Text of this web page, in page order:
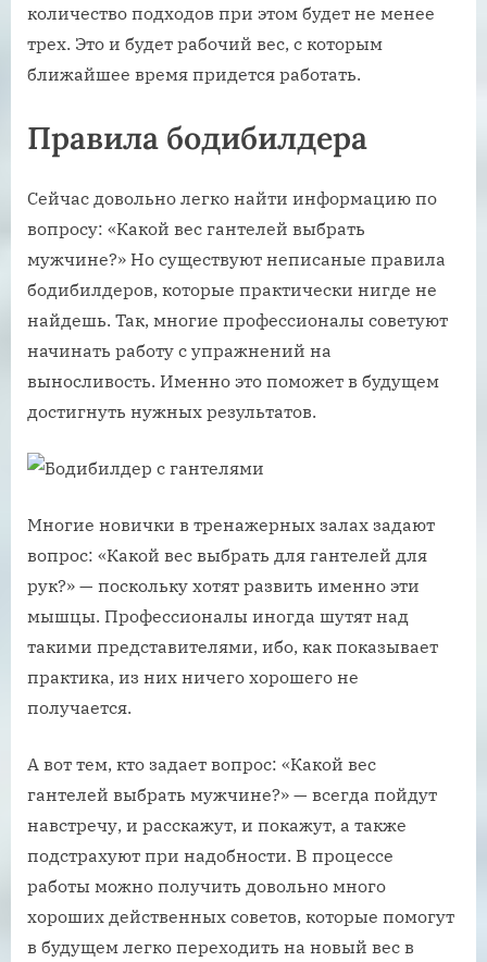
количество подходов при этом будет не менее
трех. Это и будет рабочий вес, с которым
ближайшее время придется работать.
Правила бодибилдера
Сейчас довольно легко найти информацию по
вопросу: «Какой вес гантелей выбрать
мужчине?» Но существуют неписаные правила
бодибилдеров, которые практически нигде не
найдешь. Так, многие профессионалы советуют
начинать работу с упражнений на
выносливость. Именно это поможет в будущем
достигнуть нужных результатов.
Многие новички в тренажерных залах задают
вопрос: «Какой вес выбрать для гантелей для
рук?» — поскольку хотят развить именно эти
мышцы. Профессионалы иногда шутят над
такими представителями, ибо, как показывает
практика, из них ничего хорошего не
получается.
А вот тем, кто задает вопрос: «Какой вес
гантелей выбрать мужчине?» — всегда пойдут
навстречу, и расскажут, и покажут, а также
подстрахуют при надобности. В процессе
работы можно получить довольно много
хороших действенных советов, которые помогут
в будущем легко переходить на новый вес в